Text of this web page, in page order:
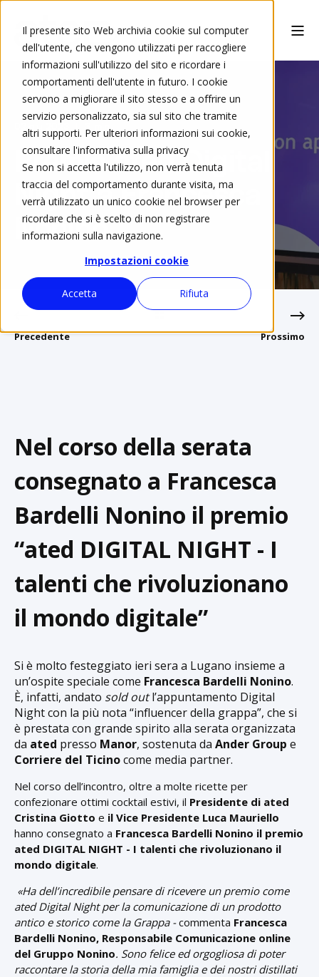
Il presente sito Web archivia cookie sul computer
dell'utente, che vengono utilizzati per raccogliere
informazioni sull'utilizzo del sito e ricordare i
comportamenti dell'utente in futuro. I cookie
servono a migliorare il sito stesso e a offrire un
servizio personalizzato, sia sul sito che tramite
altri supporti. Per ulteriori informazioni sui cookie,
consultare l'informativa sulla privacy
Se non si accetta l'utilizzo, non verrà tenuta
traccia del comportamento durante visita, ma
verrà utilizzato un unico cookie nel browser per
ricordare che si è scelto di non registrare
informazioni sulla navigazione.
Impostazioni cookie
Accetta Rifiuta
02 giu 2023 3 min
Premio ated Digital
Night a Francesca
Nonino
Precedente Prossimo
Nel corso della serata
consegnato a Francesca
Bardelli Nonino il premio
“ated DIGITAL NIGHT - I
talenti che rivoluzionano
il mondo digitale”
Si è molto festeggiato ieri sera a Lugano insieme a
un’ospite speciale come Francesca Bardelli Nonino.
È, infatti, andato sold outl’appuntamento Digital
Night con la più nota “influencer della grappa”, che si
è prestata con grande spirito alla serata organizzata
da ated presso Manor, sostenuta da Ander Group e
Corriere del Ticinocome media partner.
Nel corso dell’incontro, oltre a molte ricette per
confezionare ottimi cocktail estivi, il Presidente di ated
Cristina Giotto e il Vice Presidente Luca Mauriello
hanno consegnato a Francesca Bardelli Nonino il premio
ated DIGITAL NIGHT - I talenti che rivoluzionano il
mondo digitale.
«Ha dell’incredibile pensare di ricevere un premio come
ated Digital Night per la comunicazione di un prodotto
antico e storico come la Grappa -commenta Francesca
Bardelli Nonino, Responsabile Comunicazione online
del Gruppo Nonino. Sono felice ed orgogliosa di poter
raccontare la storia della mia famiglia e dei nostri distillati